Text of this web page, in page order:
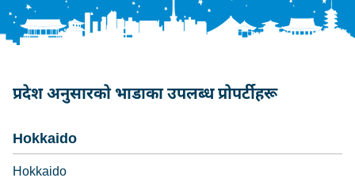
प्रदेश अनुसारको भाडाका उपलब्ध प्रोपर्टीहरू
Hokkaido
Hokkaido